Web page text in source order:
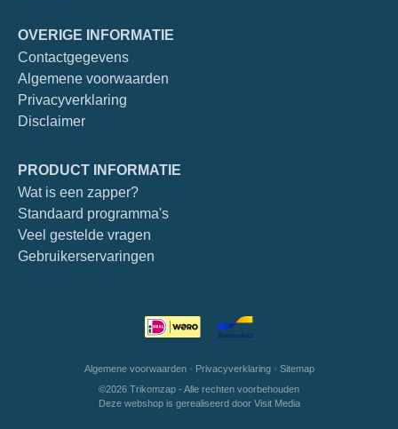
OVERIGE INFORMATIE
Contactgegevens
Algemene voorwaarden
Privacyverklaring
Disclaimer
PRODUCT INFORMATIE
Wat is een zapper?
Standaard programma's
Veel gestelde vragen
Gebruikerservaringen
Algemene voorwaarden• Privacyverklaring• Sitemap
©2026 Trikomzap - Alle rechten voorbehouden
Deze webshop is gerealiseerd door Visit Media